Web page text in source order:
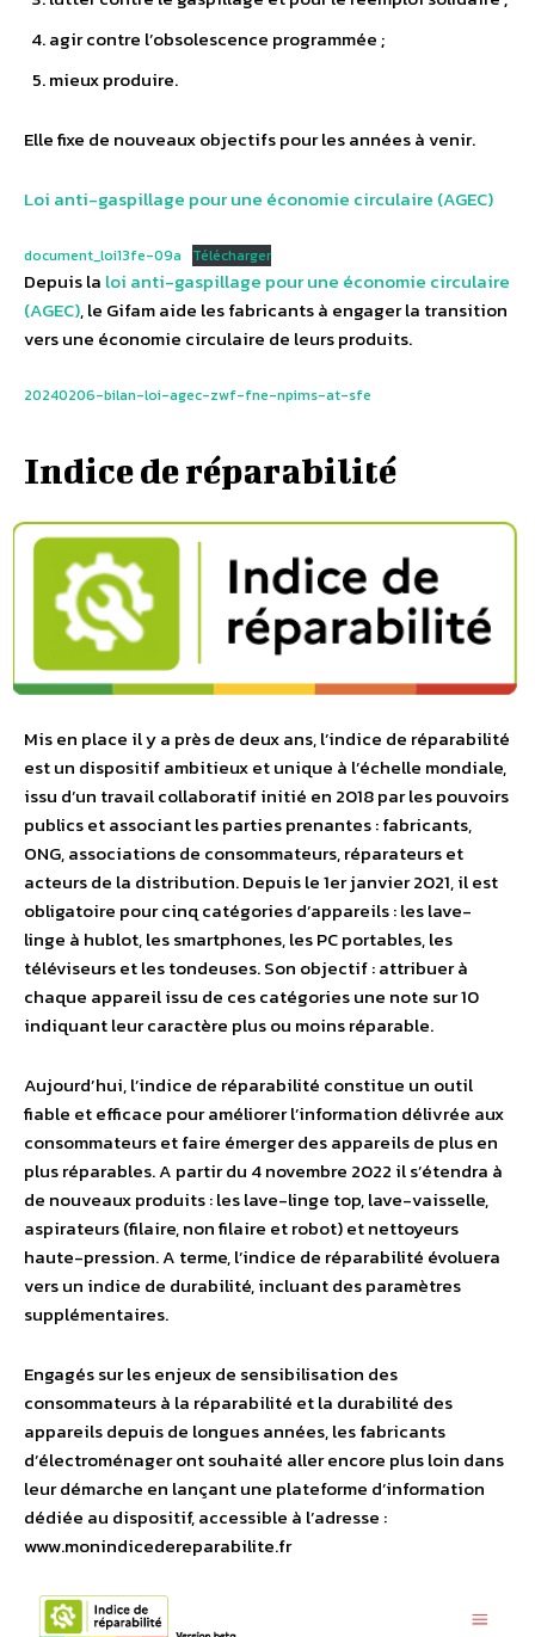
agir contre l’obsolescence programmée ;
mieux produire.
Elle fixe de nouveaux objectifs pour les années à venir.
Loi anti-gaspillage pour une économie circulaire (AGEC)
document_loi13fe-09a Télécharger
Depuis la loi anti-gaspillage pour une économie circulaire
(AGEC), le Gifam aide les fabricants à engager la transition
vers une économie circulaire de leurs produits.
20240206-bilan-loi-agec-zwf-fne-npims-at-sfe
Indice de réparabilité
Mis en place il y a près de deux ans, l’indice de réparabilité
est un dispositif ambitieux et unique à l’échelle mondiale,
issu d’un travail collaboratif initié en 2018 par les pouvoirs
publics et associant les parties prenantes : fabricants,
ONG, associations de consommateurs, réparateurs et
acteurs de la distribution. Depuis le 1er janvier 2021, il est
obligatoire pour cinq catégories d’appareils : les lave-
linge à hublot, les smartphones, les PC portables, les
téléviseurs et les tondeuses. Son objectif : attribuer à
chaque appareil issu de ces catégories une note sur 10
indiquant leur caractère plus ou moins réparable.
Aujourd’hui, l’indice de réparabilité constitue un outil
fiable et efficace pour améliorer l’information délivrée aux
consommateurs et faire émerger des appareils de plus en
plus réparables. A partir du 4 novembre 2022 il s’étendra à
de nouveaux produits : les lave-linge top, lave-vaisselle,
aspirateurs (filaire, non filaire et robot) et nettoyeurs
haute-pression. A terme, l’indice de réparabilité évoluera
vers un indice de durabilité, incluant des paramètres
supplémentaires.
Engagés sur les enjeux de sensibilisation des
consommateurs à la réparabilité et la durabilité des
appareils depuis de longues années, les fabricants
d’électroménager ont souhaité aller encore plus loin dans
leur démarche en lançant une plateforme d’information
dédiée au dispositif, accessible à l’adresse :
www.monindicedereparabilite.fr